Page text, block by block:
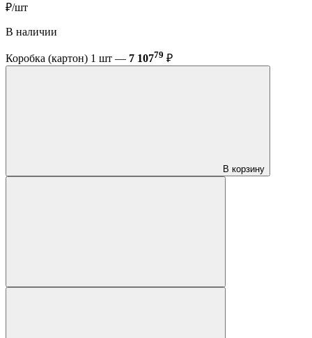
₽/шт
В наличии
Коробка (картон) 1 шт — 7 10779 ₽
В корзину